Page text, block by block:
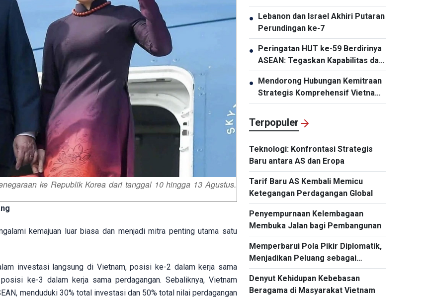
ke Republik Korea dari tanggal 10 hingga 13 Agustus.
kemajuan luar biasa dan menjadi mitra penting utama satu
investasi langsung di Vietnam, posisi ke-2 dalam kerja sama
ke-3 dalam kerja sama perdagangan. Sebaliknya, Vietnam
menduduki 30% total investasi dan 50% total nilai perdagangan
Baru
● Lebanon dan Israel Akhiri Putaran
Perundingan ke-7
● Peringatan HUT ke-59 Berdirinya
ASEAN: Tegaskan Kapabilitas dan
Daya Tariknya
● Mendorong Hubungan Kemitraan
Strategis Komprehensif Vietnam-
Thailand Semakin Substansial dan
Terpopuler
Teknologi: Konfrontasi Strategis
Baru antara AS dan Eropa
Tarif Baru AS Kembali Memicu
Ketegangan Perdagangan Global
Penyempurnaan Kelembagaan
Membuka Jalan bagi Pembangunan
Memperbarui Pola Pikir Diplomatik,
Menjadikan Peluang sebagai
Sumber Daya Pembangunan
Denyut Kehidupan Kebebasan
Beragama di Masyarakat Vietnam